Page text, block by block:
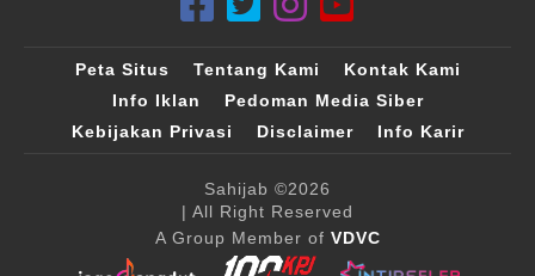
Peta Situs Tentang Kami
Kontak Kami
Info Iklan
Pedoman Media Siber
Kebijakan Privasi
Disclaimer Info Karir
Sahijab ©2026
| All Right Reserved
A Group Member of VDVC